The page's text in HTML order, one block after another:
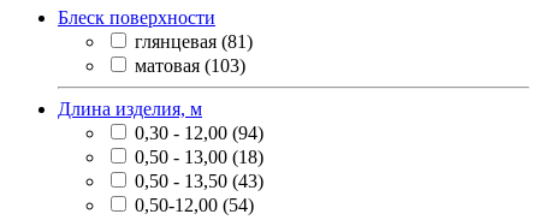
Блеск поверхности
глянцевая (81)
матовая (103)
Длина изделия, м
0,30 - 12,00 (94)
0,50 - 13,00 (18)
0,50 - 13,50 (43)
0,50-12,00 (54)